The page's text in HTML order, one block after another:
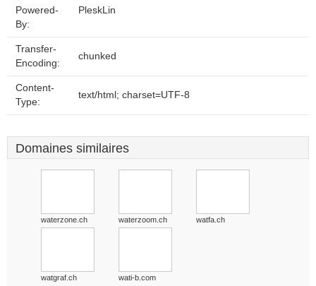
Powered-
By:
PleskLin
Transfer-
Encoding:
chunked
Content-
Type:
text/html; charset=UTF-8
Domaines similaires
waterzone.ch waterzoom.ch watfa.ch
watgraf.ch wati-b.com